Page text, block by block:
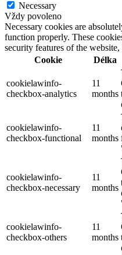
Necessary
Vždy povoleno
Necessary cookies are
function properly. These
security features of the
Cookie
Délka
cookielawinfo-
checkbox-analytics
11
months
cookielawinfo-
checkbox-functional
11
months
cookielawinfo-
checkbox-necessary
11
months
cookielawinfo-
checkbox-others
11
months